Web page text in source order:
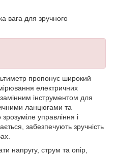
вага для зручного
пропонує широкий
електричних
інструментом для
ланцюгами та
управління і
забезпечують зручність
напругу, струм та опір,